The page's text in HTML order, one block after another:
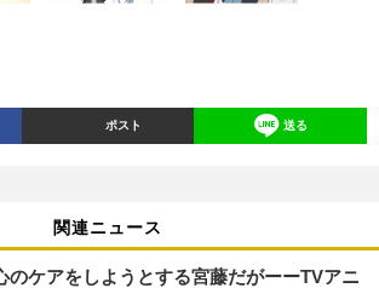
ポスト 送る
関連ニュース
のケアをしようとする宮藤だがーーTVアニ